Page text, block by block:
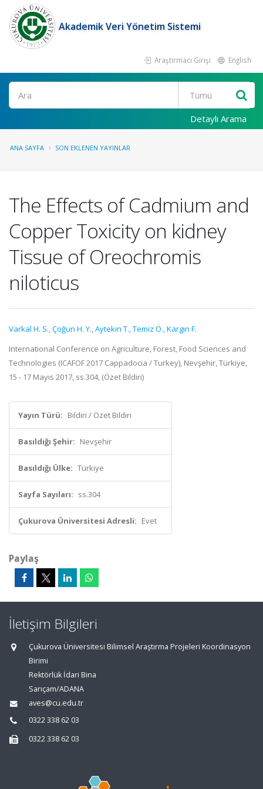
Akademik Veri Yönetim Sistemi
Araştırmacı Girişi English
Ara
Detaylı Arama
ANA SAYFA SON EKLENEN YAYINLAR
The Effects of Cadmium and
Copper Toxicity on kidney
Tissue of Oreochromis
niloticus
Varkal H. S.,Çoğun H. Y.,Aytekin T.,Temiz Ö.,Kargın F.
International Conference on Agriculture, Forest, Food Sciences and
Technologies (ICAFOF 2017 Cappadocia / Turkey), Nevşehir, Türkiye,
15 - 17 Mayıs 2017, ss.304, (Özet Bildiri)
Yayın Türü: Bildiri / Özet Bildiri
Basıldığı Şehir: Nevşehir
Basıldığı Ülke: Türkiye
Sayfa Sayıları: ss.304
Çukurova Üniversitesi Adresli: Evet
Paylaş
İletişim Bilgileri
Çukurova Üniversitesi Bilimsel Araştırma Projeleri Koordinasyon
Birimi
Rektörlük İdari Bina
Sarıçam/ADANA
aves@cu.edu.tr
0322 338 62 03
0322 338 62 03